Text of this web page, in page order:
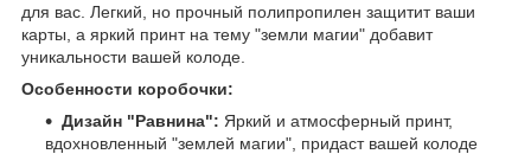
для вас. Легкий, но прочный полипропилен защитит ваши
карты, а яркий принт на тему "земли магии" добавит
уникальности вашей колоде.
Особенности коробочки:
Дизайн "Равнина": Яркий и атмосферный принт,
вдохновленный "землей магии", придаст вашей колоде